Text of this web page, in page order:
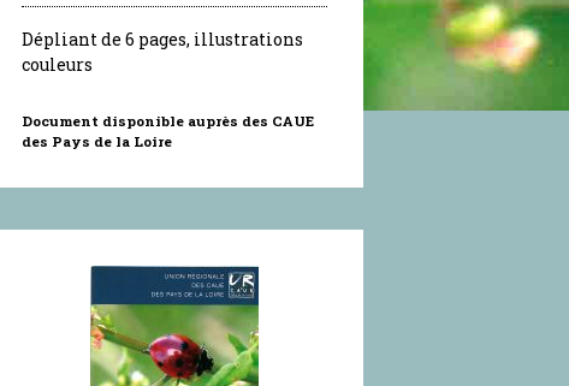
Dépliant de 6 pages, illustrations
couleurs
Document disponible auprès des CAUE
des Pays de la Loire